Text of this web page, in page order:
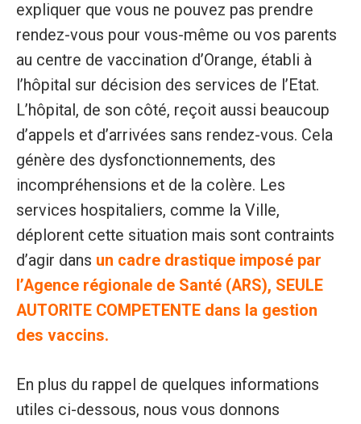
expliquer que vous ne pouvez pas prendre
rendez-vous pour vous-même ou vos parents
au centre de vaccination d’Orange, établi à
l’hôpital sur décision des services de l’Etat.
L’hôpital, de son côté, reçoit aussi beaucoup
d’appels et d’arrivées sans rendez-vous. Cela
génère des dysfonctionnements, des
incompréhensions et de la colère. Les
services hospitaliers, comme la Ville,
déplorent cette situation mais sont contraints
d’agir dans un cadre drastique imposé par
l’Agence régionale de Santé (ARS), SEULE
AUTORITE COMPETENTE dans la gestion
des vaccins.
En plus du rappel de quelques informations
utiles ci-dessous, nous vous donnons